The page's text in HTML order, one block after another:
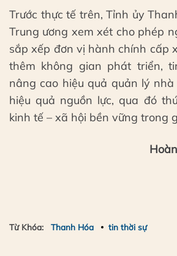
Trước thực tế trên, Tỉnh ủy
Trung ương xem xét cho phép
sắp xếp đơn vị hành chính cấp
thêm không gian phát triển,
nâng cao hiệu quả quản lý
hiệu quả nguồn lực, qua đó
kinh tế – xã hội bền vững trong
Từ Khóa: Thanh Hóa tin thời sự